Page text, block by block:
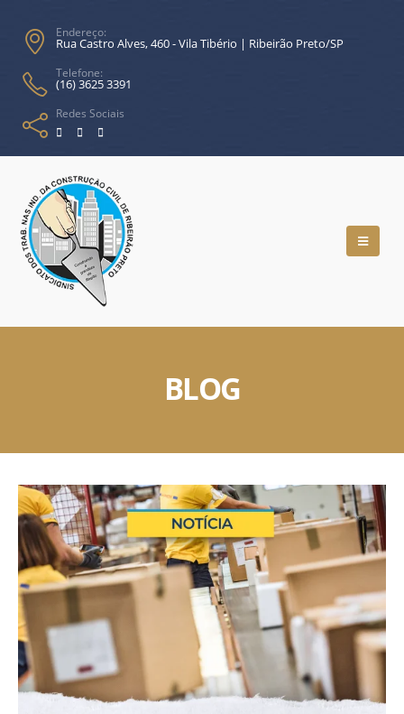
Endereço:
Rua Castro Alves, 460 - Vila Tibério | Ribeirão Preto/SP
Telefone:
(16) 3625 3391
Redes Sociais
BLOG